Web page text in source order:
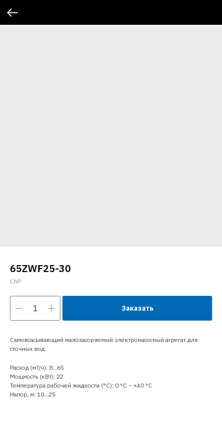
65ZWF25-30
CNP
Заказать
Самовсасывающий малозасоряемый электронасосный агрегат для
сточных вод
Расход (м?/ч): 8…65
Мощность (кВт): 22
Температура рабочей жидкости (°C): 0 °С ~ +40 °С
Напор, м: 10…25